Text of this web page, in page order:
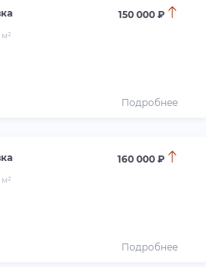
150 000 ₽
Подробнее
160 000 ₽
Подробнее